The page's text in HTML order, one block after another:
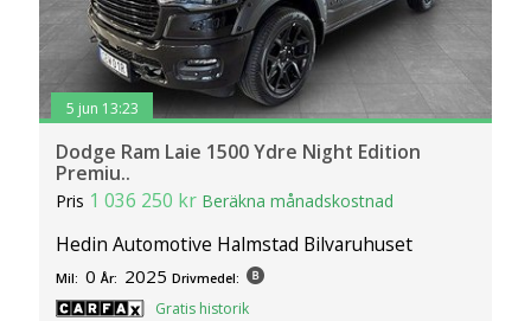
5 jun 13:23
Dodge Ram Laie 1500 Ydre Night Edition
Premiu..
Pris 1 036 250 kr Beräkna månadskostnad
Hedin Automotive Halmstad Bilvaruhuset
Mil: 0 År: 2025 Drivmedel:
Gratis historik